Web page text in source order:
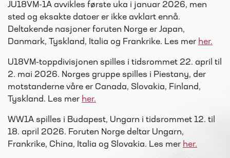
JU18VM-1A avvikles første uka i januar 2026, men
sted og eksakte datoer er ikke avklart ennå.
Deltakende nasjoner foruten Norge er Japan,
Danmark, Tyskland, Italia og Frankrike. Les mer her.
U18VM-toppdivisjonen spilles i tidsrommet 22. april til
2. mai 2026. Norges gruppe spilles i Piestany, der
motstanderne våre er Canada, Slovakia, Finland,
Tyskland. Les mer her.
WW1A spilles i Budapest, Ungarn i tidsrommet 12. til
18. april 2026. Foruten Norge deltar Ungarn,
Frankrike, China, Italia og Slovakia. Les mer her.